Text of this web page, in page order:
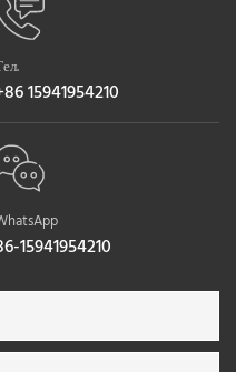
15941954210
15941954210